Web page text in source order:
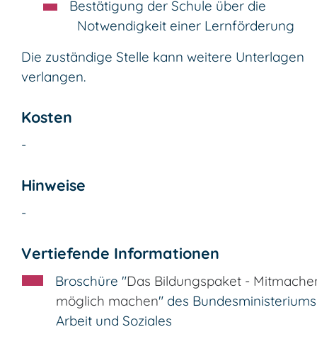
Bestätigung der Schule über die
Notwendigkeit einer Lernförderung
Die zuständige Stelle kann weitere Unterlagen
verlangen.
Kosten
-
Hinweise
-
Vertiefende Informationen
Broschüre "Das Bildungspaket -
möglich machen" des
Arbeit und Soziales